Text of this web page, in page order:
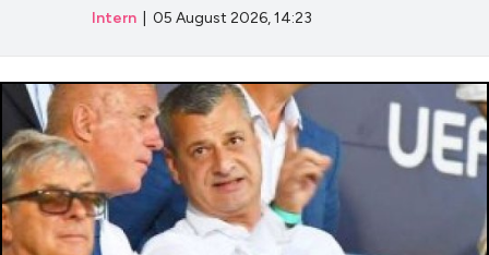
Intern | 05 August 2026, 14:23